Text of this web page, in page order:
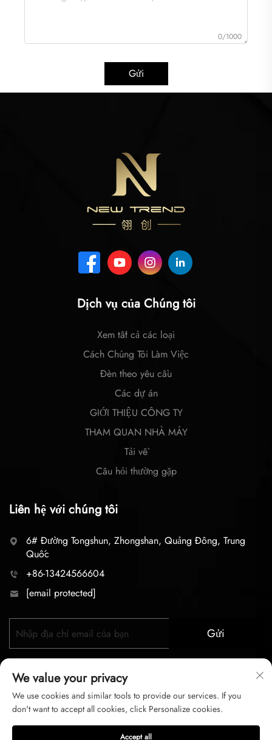
0/1000
Gửi
Dịch vụ của Chúng tôi
Xem tất cả các loại
Cách Chúng Tôi Làm Việc
Đèn theo yêu cầu
Các dự án
GIỚI THIỆU CÔNG TY
THAM QUAN NHÀ MÁY
Tải về
Câu hỏi thường gặp
Liên hệ với chúng tôi
6# Đường Tongshun, Zhongshan, Quảng Đông, Trung
Quốc
+86-13424566604
[email protected]
Gửi
Bản quyền © 2026 zhongshan LC lighting Co.,LTD. Mọi
We value your privacy
We use cookies and similar tools to provide our services. If you
don't want to accept all cookies, click Personalize cookies.
Accept all